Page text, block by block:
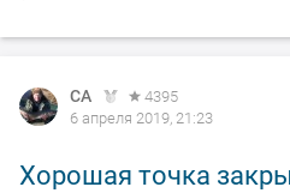
СА
4395
6 апреля 2019, 21:23
Хорошая точка